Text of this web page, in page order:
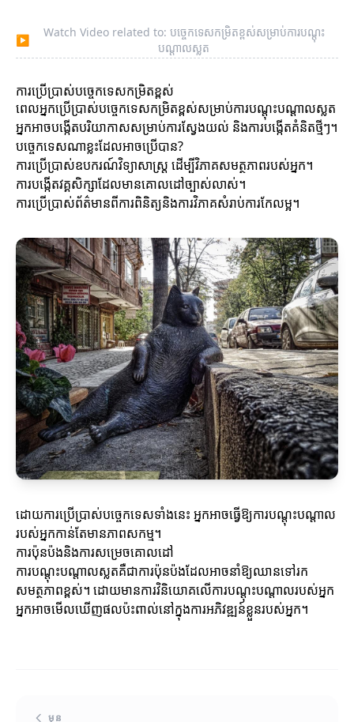
▶
Watch Video related to: បច្ចេកទេសកម្រិតខ្ពស់សម្រាប់ការបណ្តុះ
បណ្តាលស្លត
ការប្រើប្រាស់បច្ចេកទេសកម្រិតខ្ពស់
ពេលអ្នកប្រើប្រាស់បច្ចេកទេសកម្រិតខ្ពស់សម្រាប់ការបណ្តុះបណ្តាលស្លត
អ្នកអាចបង្កើតបរិយាកាសសម្រាប់ការស្វែងយល់ និងការបង្កើតគំនិតថ្មីៗ។
បច្ចេកទេសណាខ្លះដែលអាចប្រើបាន?
ការប្រើប្រាស់ឧបករណ៍វិទ្យាសាស្ត្រ ដើម្បីវិភាគសមត្ថភាពរបស់អ្នក។
ការបង្កើតវគ្គសិក្សាដែលមានគោលដៅច្បាស់លាស់។
ការប្រើប្រាស់ព័ត៌មានពីការពិនិត្យនិងការវិភាគសំរាប់ការកែលម្អ។
ដោយការប្រើប្រាស់បច្ចេកទេសទាំងនេះ អ្នកអាចធ្វើឱ្យការបណ្តុះបណ្តាល
របស់អ្នកកាន់តែមានភាពសកម្ម។
ការប៉ុនប៉ងនិងការសម្រេចគោលដៅ
ការបណ្តុះបណ្តាលស្លតគឺជាការប៉ុនប៉ងដែលអាចនាំឱ្យឈានទៅរក
សមត្ថភាពខ្ពស់។ ដោយមានការវិនិយោគលើការបណ្តុះបណ្តាលរបស់អ្នក
អ្នកអាចមើលឃើញផលប៉ះពាល់នៅក្នុងការអភិវឌ្ឍន៍ខ្លួនរបស់អ្នក។
មុន